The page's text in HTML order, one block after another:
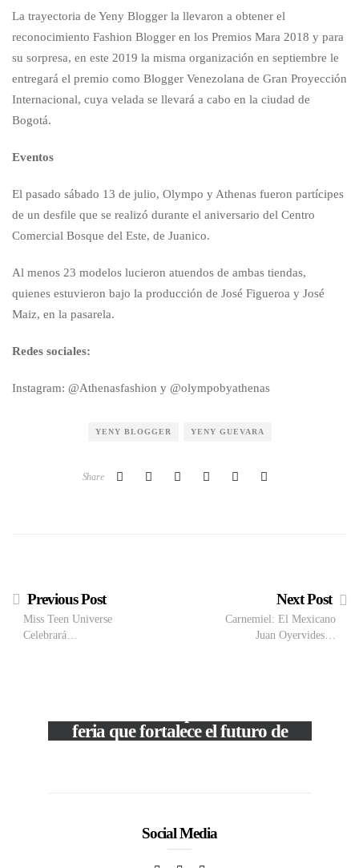
La trayectoria de Yeny Blogger la llevaron a obtener el
reconocimiento Fashion Blogger en los Premios Mara 2018 y para
su sorpresa, en este 2019 la misma organización en septiembre le
entregará el premio como Blogger Venezolana de Gran Proyección
Internacional, cuya velada se llevará a cabo en la ciudad de
Bogotá.
Eventos
El pasado sábado 13 de julio, Olympo y Athenas fueron partícipes
de un desfile que se realizó durante el aniversario del Centro
Comercial Bosque del Este, de Juanico.
Al menos 23 modelos lucieron atuendos de ambas tiendas,
quienes estuvieron bajo la producción de José Figueroa y José
Maiz, en la pasarela.
Redes sociales:
Instagram: @Athenasfashion y @olympobyathenas
YENY BLOGGER YENY GUEVARA
Share
Previous Post
Miss Teen Universe
Celebrará…
Next Post
Carnemiel: El Mexicano
Juan Oyervides…
feria que fortalece el futuro de
Social Media